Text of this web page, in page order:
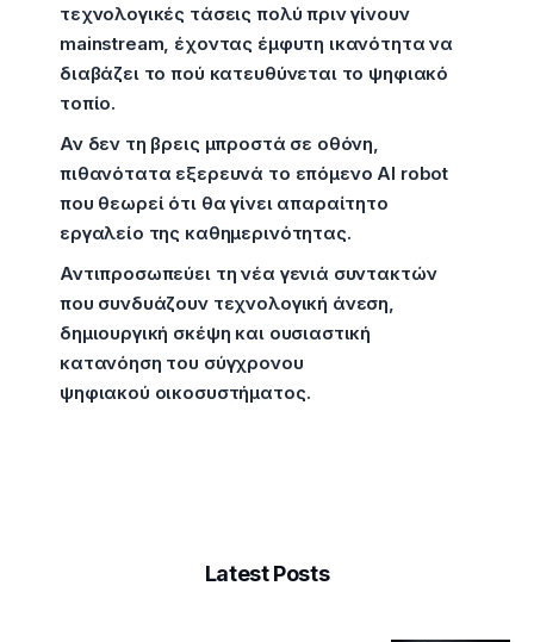
τεχνολογικές τάσεις πολύ πριν γίνουν
mainstream, έχοντας έμφυτη ικανότητα να
διαβάζει το πού κατευθύνεται το ψηφιακό
τοπίο.
Αν δεν τη βρεις μπροστά σε οθόνη,
πιθανότατα εξερευνά το επόμενο AI robot
που θεωρεί ότι θα γίνει απαραίτητο
εργαλείο της καθημερινότητας.
Αντιπροσωπεύει τη νέα γενιά συντακτών
που συνδυάζουν τεχνολογική άνεση,
δημιουργική σκέψη και ουσιαστική
κατανόηση του σύγχρονου
ψηφιακού οικοσυστήματος.
Latest Posts